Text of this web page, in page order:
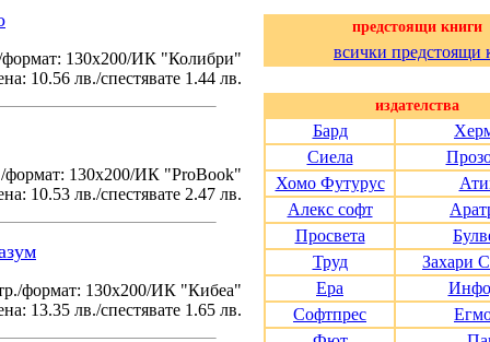
130х200/ИК "Колибри"
10.56 лв./спестявате 1.44 лв.
130х200/ИК "ProBook"
10.53 лв./спестявате 2.47 лв.
формат: 130х200/ИК "Кибеа"
13.35 лв./спестявате 1.65 лв.
предстоящи книги
всички предстоящи
издателства
Бард
Сиела
Хомо Футурус
Алекс софт
Просвета
Труд
Захари
Ера
Софтпрес